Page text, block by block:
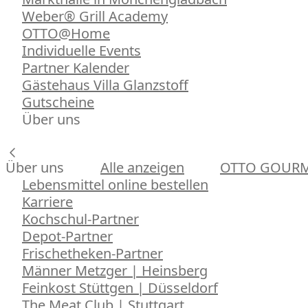
Weber® Grill Academy
OTTO@Home
Individuelle Events
Partner Kalender
Gästehaus Villa Glanzstoff
Gutscheine
Über uns
Über uns Alle anzeigen
OTTO
Lebensmittel online bestellen
Karriere
Kochschul-Partner
Depot-Partner
Frischetheken-Partner
Männer Metzger | Heinsberg
Feinkost Stüttgen | Düsseldorf